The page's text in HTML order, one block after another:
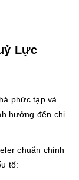
Lực
phức tạp và
hưởng đến chi
chuẩn chỉnh
tố: